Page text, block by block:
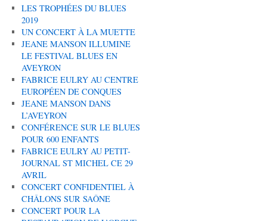
LES TROPHÉES DU BLUES
2019
UN CONCERT À LA MUETTE
JEANE MANSON ILLUMINE
LE FESTIVAL BLUES EN
AVEYRON
FABRICE EULRY AU CENTRE
EUROPÉEN DE CONQUES
JEANE MANSON DANS
L’AVEYRON
CONFÉRENCE SUR LE BLUES
POUR 600 ENFANTS
FABRICE EULRY AU PETIT-
JOURNAL ST MICHEL CE 29
AVRIL
CONCERT CONFIDENTIEL À
CHÂLONS SUR SAÔNE
CONCERT POUR LA